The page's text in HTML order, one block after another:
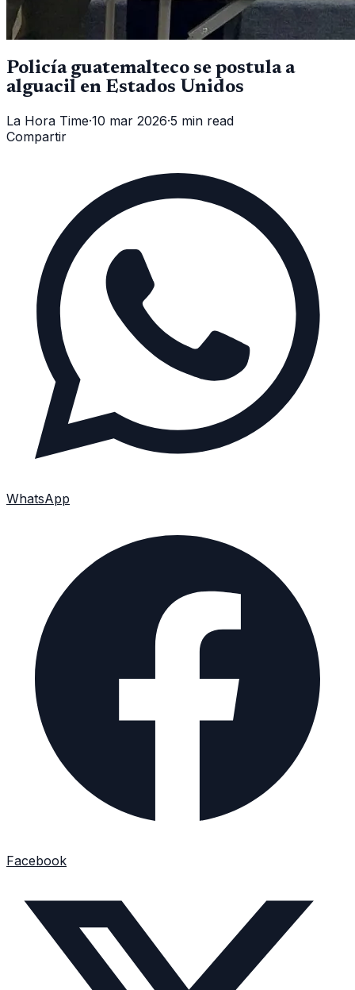
Policía guatemalteco se postula a
alguacil en Estados Unidos
La Hora Time·10 mar 2026·5 min read
Compartir
WhatsApp
Facebook